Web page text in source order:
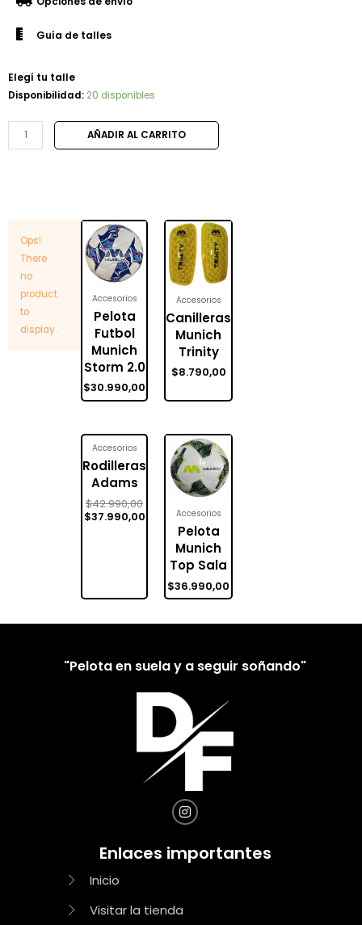
Guía de talles
Elegí tu talle
Disponibilidad: 20 disponibles
AÑADIR AL CARRITO
Ops!
There
no
product
to
display.
Accesorios
Pelota
Futbol
Munich
Storm 2.0
$30.990,00
Accesorios
Canilleras
Munich
Trinity
$8.790,00
Accesorios
Rodilleras
Adams
$42.990,00
$37.990,00 Accesorios
Pelota
Munich
Top Sala
$36.990,00
"Pelota en suela y a seguir soñando"
Enlaces importantes
Inicio
Visitar la tienda